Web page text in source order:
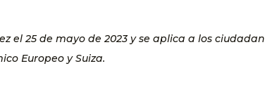
el 25 de mayo de 2023 y se aplica a los
Europeo y Suiza.